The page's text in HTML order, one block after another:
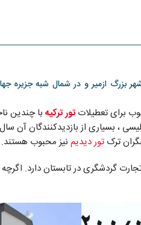
بزرگ ازمیر و در شمال شبه جزیره
برای تعطیلات تور ترکیهبا چندین
، بسیاری از بازدیدکنندگان آن
تور دیدیمنیز محبوب هستند.
گردشگری در تابستان دارد.